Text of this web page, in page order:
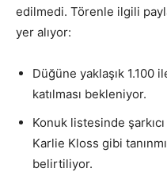
edilmedi. Törenle ilgili
yer alıyor:
Düğüne yaklaşık 1.100
katılması bekleniyor.
Konuk listesinde
Karlie Kloss gibi
belirtiliyor.